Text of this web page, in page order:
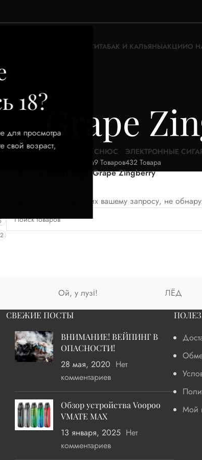
18?
для просмотра
свой возраст,
ЖИДКОСТИТАБАК И КАЛЬЯНЫАКЦИИО
Grape
53 Товара
СНЮС
9 Товаров
ЭЛЕКТРОННЫЕ
432 Товара
Grape Zingberry
Товаров, соответствующих вашему запросу, не
Ой, у лузі! ЛЁД
СВЕЖИЕ ПОСТЫ
ВНИМАНИЕ! ВЕЙПИНГ В
ОПАСНОСТИ!
28 мая, 2020 Нет
комментариев
Обзор устройства Voopoo
VMATE MAX
13 января, 2025 Нет
комментариев
Мой